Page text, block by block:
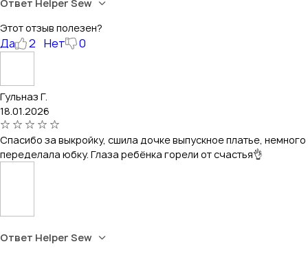
Ответ Helper Sew
Этот отзыв полезен?
Да 2 Нет 0
Гульназ Г.
18.01.2026
Спасибо за выкройку, сшила дочке выпускное платье, немного
переделала юбку. Глаза ребёнка горели от счастья👌
Ответ Helper Sew